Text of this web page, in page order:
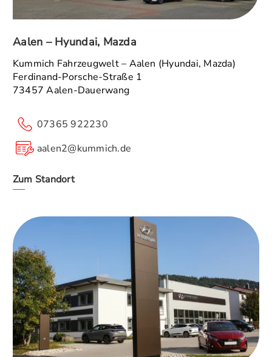
Aalen – Hyundai, Mazda
Kummich Fahrzeugwelt – Aalen (Hyundai, Mazda)
Ferdinand-Porsche-Straße 1
73457 Aalen-Dauerwang
07365 922230
aalen2@kummich.de
Zum Standort